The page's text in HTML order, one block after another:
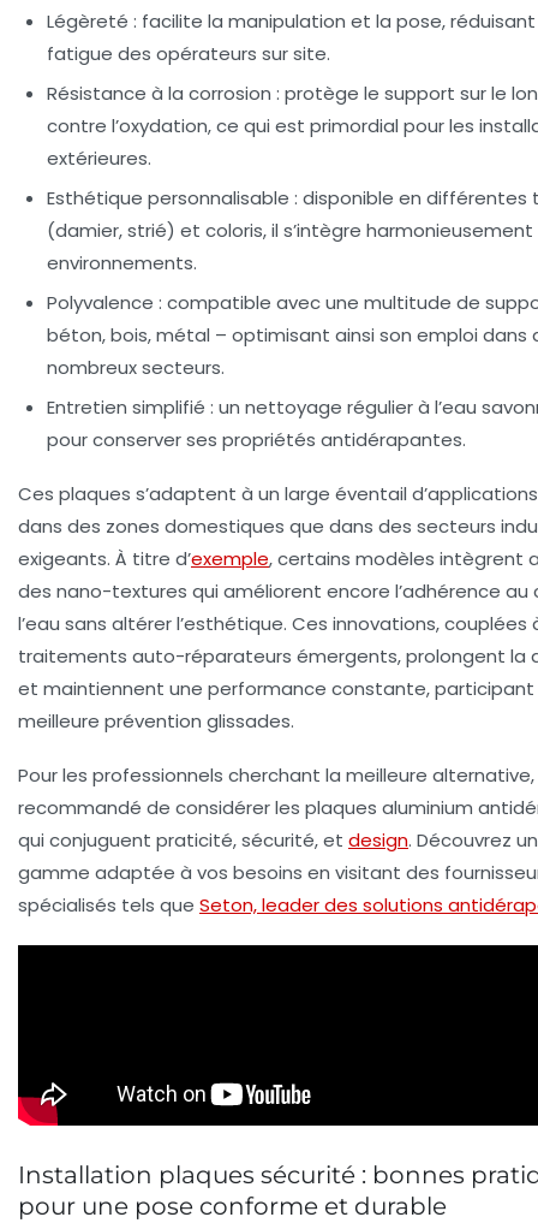
Légèreté : facilite la manipulation et la pose, réduisant
fatigue des opérateurs sur site.
Résistance à la corrosion : protège le support sur le
contre l’oxydation, ce qui est primordial pour les
extérieures.
Esthétique personnalisable : disponible en différentes
(damier, strié) et coloris, il s’intègre
environnements.
Polyvalence : compatible avec une multitude de
béton, bois, métal – optimisant ainsi son emploi dans
nombreux secteurs.
Entretien simplifié : un nettoyage régulier à l’eau
pour conserver ses propriétés antidérapantes.
Ces plaques s’adaptent à un large éventail
dans des zones domestiques que dans des secteurs
exigeants. À titre d’exemple, certains modèles intègrent
des nano-textures qui améliorent encore l’adhérence
l’eau sans altérer l’esthétique. Ces innovations, couplées
traitements auto-réparateurs émergents, prolongent la
et maintiennent une performance constante, participant
meilleure prévention glissades.
Pour les professionnels cherchant la meilleure
recommandé de considérer les plaques aluminium
qui conjuguent praticité, sécurité, et design. Découvrez
gamme adaptée à vos besoins en visitant des
spécialisés tels que Seton, leader des solutions
Installation plaques sécurité : bonnes
pour une pose conforme et durable